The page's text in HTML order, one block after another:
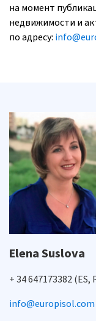
на момент
недвижимости и
по адресу:
Elena Suslova
+ 34 647173382
info@europisol.com